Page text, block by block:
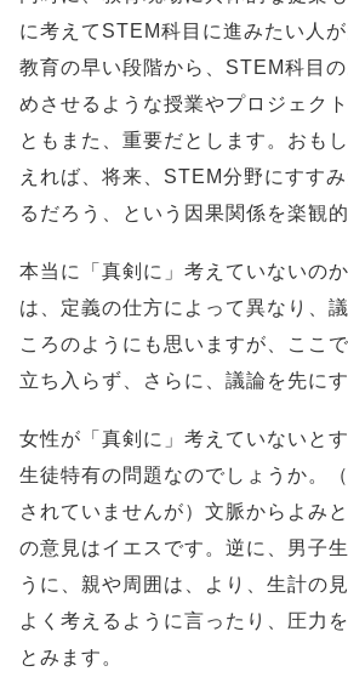
に考えてSTEM科目に進みたい人が
教育の早い段階から、STEM科目
めさせるような授業やプロジェク
ともまた、重要だとします。おも
えれば、将来、STEM分野にすす
るだろう、という因果関係を楽観
本当に「真剣に」考えていないの
は、定義の仕方によって異なり、
ころのようにも思いますが、ここ
立ち入らず、さらに、議論を先に
女性が「真剣に」考えていないと
生徒特有の問題なのでしょうか。
されていませんが）文脈からよみ
の意見はイエスです。逆に、男子
うに、親や周囲は、より、生計の
よく考えるように言ったり、圧力
とみます。